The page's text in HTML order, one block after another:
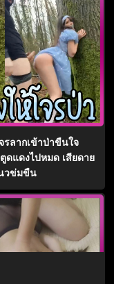
รลากเข้าป่าขืนใจ
ดแดงไปหมด เสียดาย
วข่มขืน